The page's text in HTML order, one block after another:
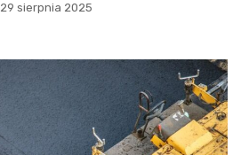
29 sierpnia 2025